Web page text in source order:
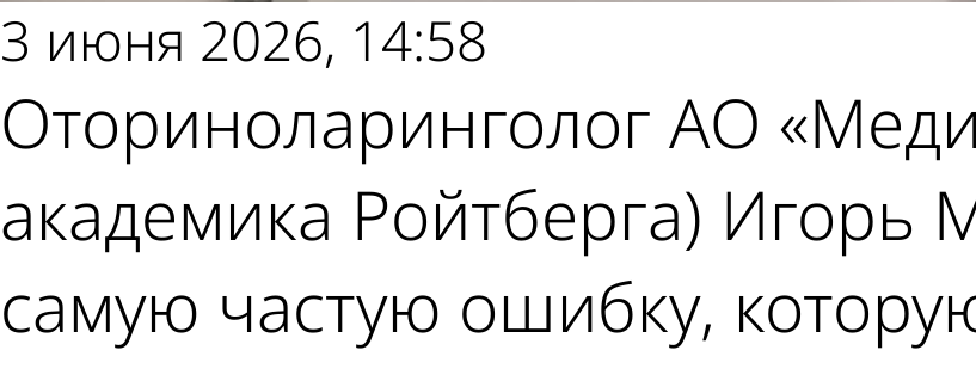
3 июня 2026, 14:58
Оториноларинголог АО
академика Ройтберга) Игорь
самую частую ошибку,